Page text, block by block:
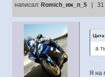
написал: Romich_иж_п_5 |
а
Я на